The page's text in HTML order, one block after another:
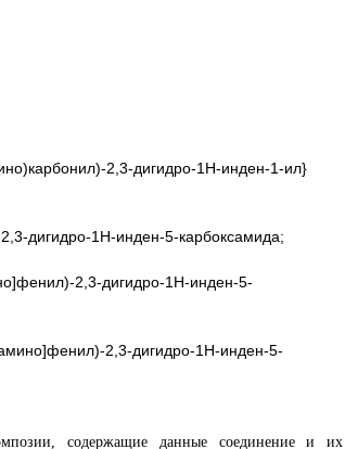
2,3-дигидро-1H-инден-1-ил}
дигидро-1H-инден-5-карбоксамида;
2,3-дигидро-1H-инден-5-
2,3-дигидро-1H-инден-5-